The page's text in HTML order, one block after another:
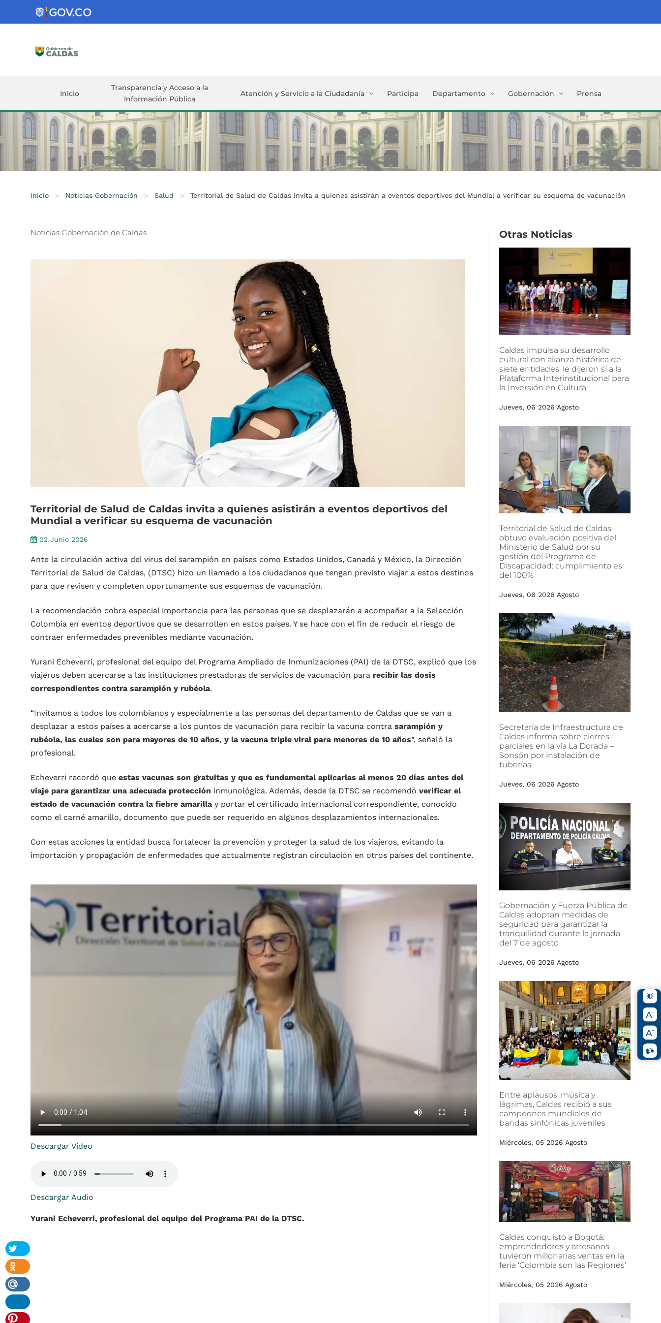
Gobernación
Inicio
Transparencia y Acceso a la
Información Pública
Atención y Servicio a la Ciudadanía Participa Departamento Gobernación Prensa
Inicio > Noticias Gobernación > Salud > Territorial de Salud de Caldas invita a quienes asistirán a eventos deportivos del Mundial a verificar su esquema de vacunación
Noticias Gobernación de Caldas
Territorial de Salud de Caldas invita a quienes asistirán a eventos deportivos del
Mundial a verificar su esquema de vacunación
02 Junio 2026
Ante la circulación activa del virus del sarampión en países como Estados Unidos, Canadá y México, la Dirección
Territorial de Salud de Caldas, (DTSC) hizo un llamado a los ciudadanos que tengan previsto viajar a estos destinos
para que revisen y completen oportunamente sus esquemas de vacunación.
La recomendación cobra especial importancia para las personas que se desplazarán a acompañar a la Selección
Colombia en eventos deportivos que se desarrollen en estos países. Y se hace con el fin de reducir el riesgo de
contraer enfermedades prevenibles mediante vacunación.
Yurani Echeverri, profesional del equipo del Programa Ampliado de Inmunizaciones (PAI) de la DTSC, explicó que los
viajeros deben acercarse a las instituciones prestadoras de servicios de vacunación para recibir las dosis
correspondientes contra sarampión y rubéola.
“Invitamos a todos los colombianos y especialmente a las personas del departamento de Caldas que se van a
desplazar a estos países a acercarse a los puntos de vacunación para recibir la vacuna contra sarampión y
rubéola, las cuales son para mayores de 10 años, y la vacuna triple viral para menores de 10 años”, señaló la
profesional.
Echeverri recordó que estas vacunas son gratuitas y que es fundamental aplicarlas al menos 20 días antes del
viaje para garantizar una adecuada protección inmunológica. Además, desde la DTSC se recomendó verificar el
estado de vacunación contra la fiebre amarilla y portar el certificado internacional correspondiente, conocido
como el carné amarillo, documento que puede ser requerido en algunos desplazamientos internacionales.
Con estas acciones la entidad busca fortalecer la prevención y proteger la salud de los viajeros, evitando la
importación y propagación de enfermedades que actualmente registran circulación en otros países del continente.
Descargar Video
Descargar Audio
Yurani Echeverri, profesional del equipo del Programa PAI de la DTSC.
Otras Noticias
Caldas impulsa su desarrollo
cultural con alianza histórica de
siete entidades: le dijeron sí a la
Plataforma Interinstitucional para
la Inversión en Cultura
Jueves, 06 2026 Agosto
Territorial de Salud de Caldas
obtuvo evaluación positiva del
Ministerio de Salud por su
gestión del Programa de
Discapacidad: cumplimiento es
del 100%
Jueves, 06 2026 Agosto
Secretaría de Infraestructura de
Caldas informa sobre cierres
parciales en la vía La Dorada –
Sonsón por instalación de
tuberías
Jueves, 06 2026 Agosto
Gobernación y Fuerza Pública de
Caldas adoptan medidas de
seguridad para garantizar la
tranquilidad durante la jornada
del 7 de agosto
Jueves, 06 2026 Agosto
Entre aplausos, música y
lágrimas, Caldas recibió a sus
campeones mundiales de
bandas sinfónicas juveniles
Miércoles, 05 2026 Agosto
Caldas conquistó a Bogotá:
emprendedores y artesanos
tuvieron millonarias ventas en la
feria ‘Colombia son las Regiones’
Miércoles, 05 2026 Agosto